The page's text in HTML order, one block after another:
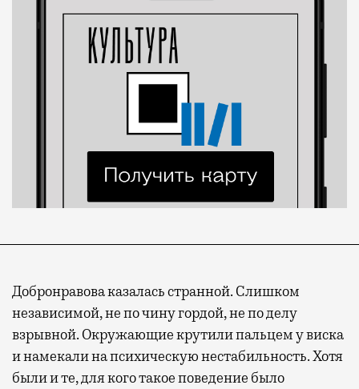
Добронравова казалась странной. Слишком
независимой, не по чину гордой, не по делу
взрывной. Окружающие крутили пальцем у виска
и намекали на психическую нестабильность. Хотя
были и те, для кого такое поведение было